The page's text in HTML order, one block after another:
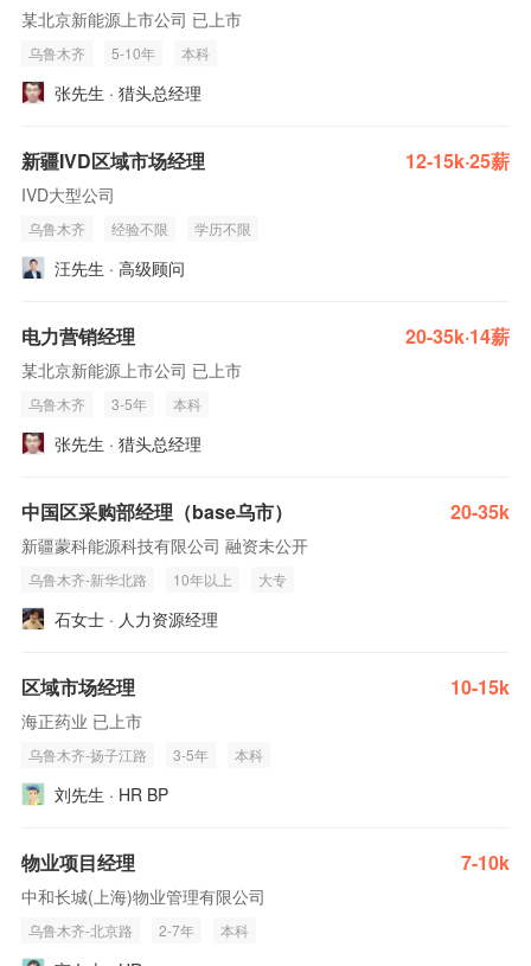
某北京新能源上市公司 已上市
乌鲁木齐 5-10年 本科
张先生 · 猎头总经理
新疆IVD区域市场经理 12-15k·25薪
IVD大型公司
乌鲁木齐 经验不限 学历不限
汪先生 · 高级顾问
电力营销经理 20-35k·14薪
某北京新能源上市公司 已上市
乌鲁木齐 3-5年 本科
张先生 · 猎头总经理
中国区采购部经理（base乌市） 20-35k
新疆蒙科能源科技有限公司 融资未公开
乌鲁木齐-新华北路 10年以上 大专
石女士 · 人力资源经理
区域市场经理 10-15k
海正药业 已上市
乌鲁木齐-扬子江路 3-5年 本科
刘先生 · HR BP
物业项目经理 7-10k
中和长城(上海)物业管理有限公司
乌鲁木齐-北京路 2-7年 本科